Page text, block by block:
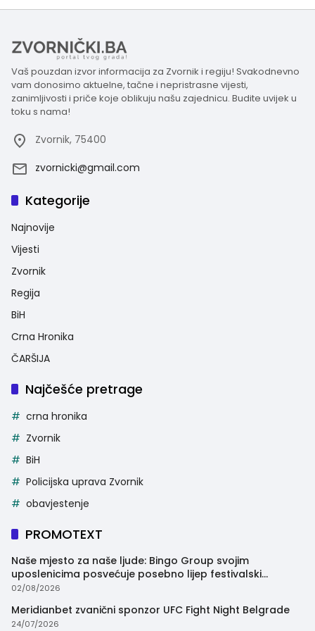
Vaš pouzdan izvor informacija za Zvornik i regiju! Svakodnevno
vam donosimo aktuelne, tačne i nepristrasne vijesti,
zanimljivosti i priče koje oblikuju našu zajednicu. Budite uvijek u
toku s nama!
Zvornik, 75400
zvornicki@gmail.com
Kategorije
Najnovije
Vijesti
Zvornik
Regija
BiH
Crna Hronika
ČARŠIJA
Najčešće pretrage
crna hronika
Zvornik
BiH
Policijska uprava Zvornik
obavjestenje
PROMOTEXT
Naše mjesto za naše ljude: Bingo Group svojim
uposlenicima posvećuje posebno lijep festivalski
trenutak
02/08/2026
Meridianbet zvanični sponzor UFC Fight Night Belgrade
24/07/2026